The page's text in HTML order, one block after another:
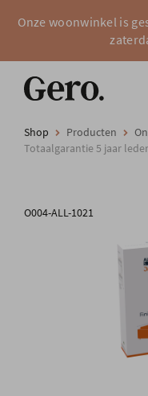
Onze woonwinkel is
Shop
Totaalinrichting
Shop Producten
Totaalgarantie 5 jaar
O004-ALL-1021